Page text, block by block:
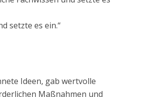
setzte es ein.“
Ideen, gab wertvolle
Maßnahmen und